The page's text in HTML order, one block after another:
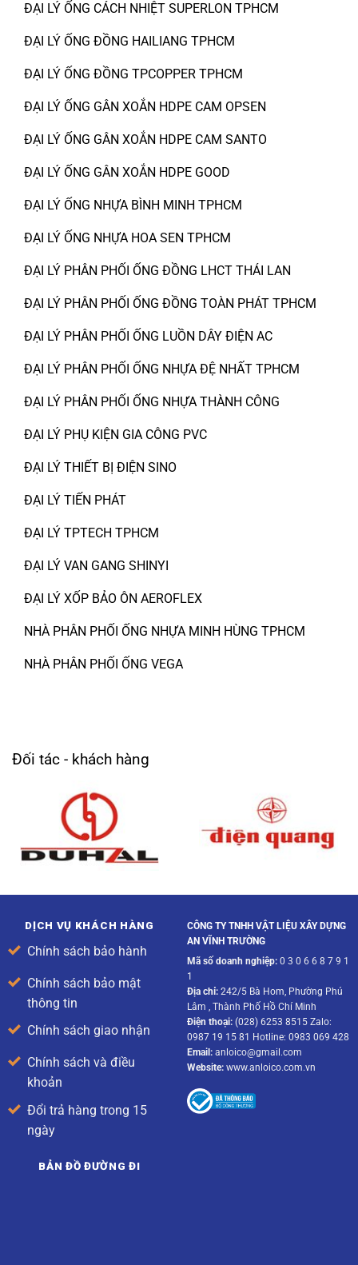
ĐẠI LÝ ỐNG CÁCH NHIỆT SUPERLON TPHCM
ĐẠI LÝ ỐNG ĐỒNG HAILIANG TPHCM
ĐẠI LÝ ỐNG ĐỒNG TPCOPPER TPHCM
ĐẠI LÝ ỐNG GÂN XOẮN HDPE CAM OPSEN
ĐẠI LÝ ỐNG GÂN XOẮN HDPE CAM SANTO
ĐẠI LÝ ỐNG GÂN XOẮN HDPE GOOD
ĐẠI LÝ ỐNG NHỰA BÌNH MINH TPHCM
ĐẠI LÝ ỐNG NHỰA HOA SEN TPHCM
ĐẠI LÝ PHÂN PHỐI ỐNG ĐỒNG LHCT THÁI LAN
ĐẠI LÝ PHÂN PHỐI ỐNG ĐỒNG TOÀN PHÁT TPHCM
ĐẠI LÝ PHÂN PHỐI ỐNG LUỒN DÂY ĐIỆN AC
ĐẠI LÝ PHÂN PHỐI ỐNG NHỰA ĐỆ NHẤT TPHCM
ĐẠI LÝ PHÂN PHỐI ỐNG NHỰA THÀNH CÔNG
ĐẠI LÝ PHỤ KIỆN GIA CÔNG PVC
ĐẠI LÝ THIẾT BỊ ĐIỆN SINO
ĐẠI LÝ TIẾN PHÁT
ĐẠI LÝ TPTECH TPHCM
ĐẠI LÝ VAN GANG SHINYI
ĐẠI LÝ XỐP BẢO ÔN AEROFLEX
NHÀ PHÂN PHỐI ỐNG NHỰA MINH HÙNG TPHCM
NHÀ PHÂN PHỐI ỐNG VEGA
Đối tác - khách hàng
DỊCH VỤ KHÁCH HÀNG
Chính sách bảo hành
Chính sách bảo mật
thông tin
Chính sách giao nhận
Chính sách và điều
khoản
Đổi trả hàng trong 15
ngày
CÔNG TY TNHH VẬT LIỆU XÂY DỰNG
AN VĨNH TRƯỜNG
Mã số doanh nghiệp:0 3 0 6 6 8 7 9 1
1
Địa chỉ:242/5 Bà Hom, Phường Phú
Lâm , Thành Phố Hồ Chí Minh
Điện thoại:(028) 6253 8515 Zalo:
0987 19 15 81 Hotline: 0983 069 428
Email:anloico@gmail.com
Website:www.anloico.com.vn
BẢN ĐỒ ĐƯỜNG ĐI